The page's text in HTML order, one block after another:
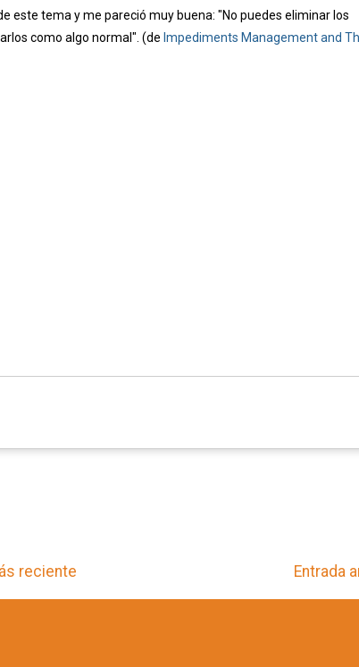
este tema y me pareció muy buena: "No puedes eliminar los
como algo normal". (de Impediments Management and
reciente Entrada